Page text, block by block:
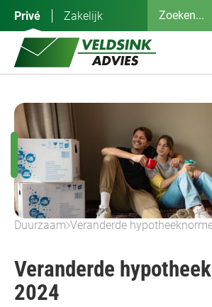
inhoud
Privé Zakelijk
Zoeken
Duurzaam Veranderde
Veranderde
2024